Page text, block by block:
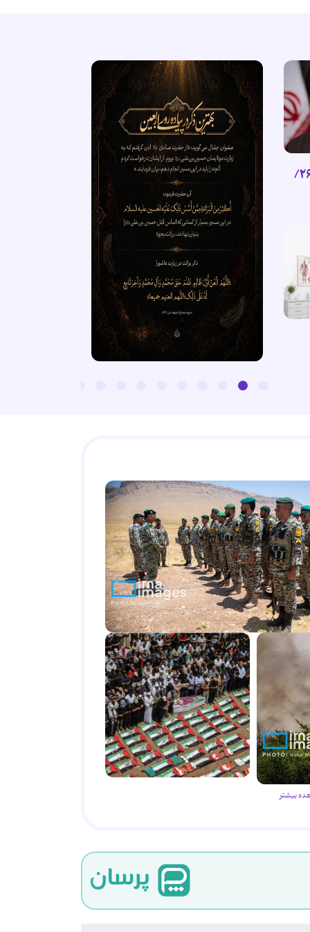
گزیده پیام رهبر انقلاب اسلامی (۲۶/
بیشتر